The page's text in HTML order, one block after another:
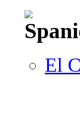
El